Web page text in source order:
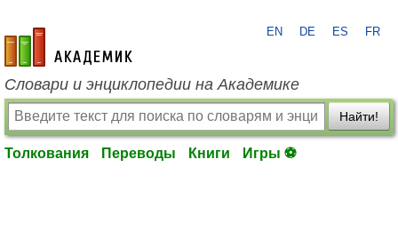
academic.ru
EN DE ES FR
Словари и энциклопедии на Академике
Найти!
Толкования Переводы Книги Игры ⚽